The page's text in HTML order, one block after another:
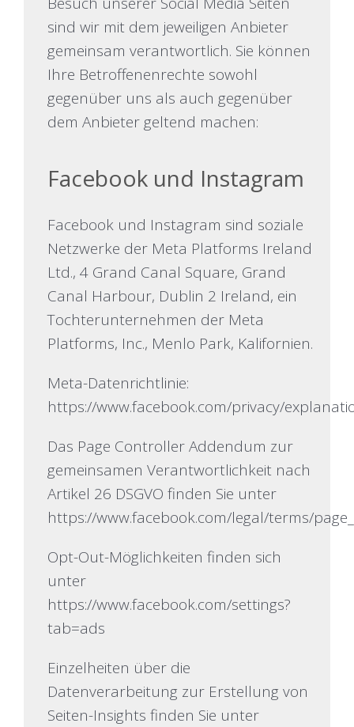
sind wir mit dem jeweiligen Anbieter
gemeinsam verantwortlich. Sie können
Ihre Betroffenenrechte sowohl
gegenüber uns als auch gegenüber
dem Anbieter geltend machen:
Facebook und Instagram
Facebook und Instagram sind soziale
Netzwerke der Meta Platforms Ireland
Ltd., 4 Grand Canal Square, Grand
Canal Harbour, Dublin 2 Ireland, ein
Tochterunternehmen der Meta
Platforms, Inc., Menlo Park, Kalifornien.
Meta-Datenrichtlinie:
https://www.facebook.com/privacy/
Das Page Controller Addendum zur
gemeinsamen Verantwortlichkeit nach
Artikel 26 DSGVO finden Sie unter
https://www.facebook.com/legal/terms/
Opt-Out-Möglichkeiten finden sich
unter
https://www.facebook.com/settings?
tab=ads
Einzelheiten über die
Datenverarbeitung zur Erstellung von
Seiten-Insights finden Sie unter